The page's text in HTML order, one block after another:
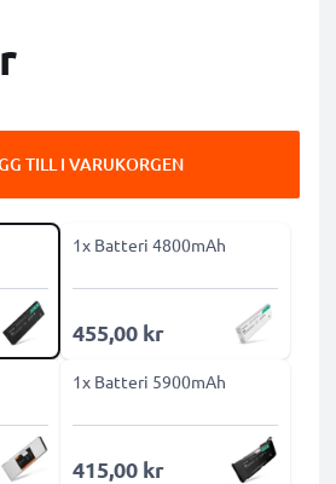
TILL I VARUKORGEN
1x Batteri 4800mAh
455,00 kr
1x Batteri 5900mAh
415,00 kr